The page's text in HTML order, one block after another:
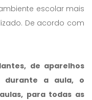
escolar mais
De acordo com
de aparelhos
durante a aula, o
para todas as